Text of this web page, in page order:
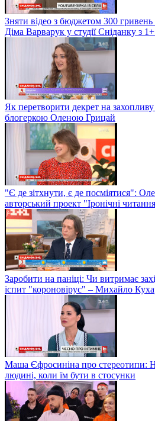
Зняти відео з бюджетом 300 гривень
Діма Варварук у студії Сніданку з
Як перетворити декрет на захопливу
блогеркою Оленою Грицай
"Є де зітхнути, є де посміятися":
авторський проект "Іронічні
Заробити на паніці: Чи витримає
іспит "короновірус" – Михайло
Маша Єфросиніна про стереотипи:
людині, коли їм бути в стосунки